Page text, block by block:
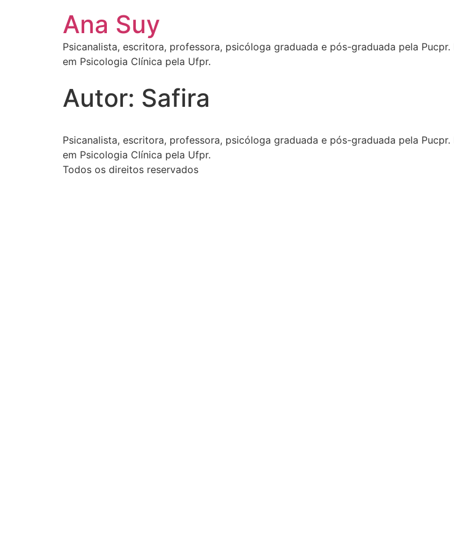
Ana Suy
Psicanalista, escritora, professora, psicóloga graduada e pós-graduada pela
em Psicologia Clínica pela Ufpr.
Autor: Safira
Psicanalista, escritora, professora, psicóloga graduada e pós-graduada pela
em Psicologia Clínica pela Ufpr.
Todos os direitos reservados